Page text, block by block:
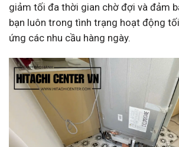
giảm tối đa thời gian chờ đợi và đảm
bạn luôn trong tình trạng hoạt động
ứng các nhu cầu hàng ngày.